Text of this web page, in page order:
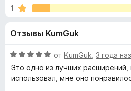
з
F
i
н
а
«
A
4
4
з
5
1
Отзывы KumGuk
О
ц
е
от KumGuk 3 года
Это одно из лучших расширений,
использовал, мне оно